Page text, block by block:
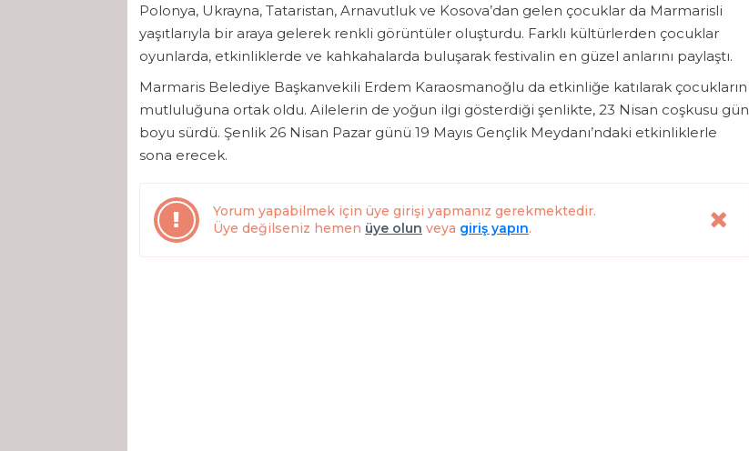
Polonya, Ukrayna, Tataristan, Arnavutluk ve Kosova’dan gelen çocuklar da Marmarisli
yaşıtlarıyla bir araya gelerek renkli görüntüler oluşturdu. Farklı kültürlerden çocuklar
oyunlarda, etkinliklerde ve kahkahalarda buluşarak festivalin en güzel anlarını paylaştı.
Marmaris Belediye Başkanvekili Erdem Karaosmanoğlu da etkinliğe katılarak çocukların
mutluluğuna ortak oldu. Ailelerin de yoğun ilgi gösterdiği şenlikte, 23 Nisan coşkusu gün
boyu sürdü. Şenlik 26 Nisan Pazar günü 19 Mayıs Gençlik Meydanı’ndaki etkinliklerle
sona erecek.
Yorum yapabilmek için üye girişi yapmanız gerekmektedir.
Üye değilseniz hemen üye olun veya giriş yapın.
Vali Akbıyık, Datça’da incelemelerde bulundu
MUĞLA